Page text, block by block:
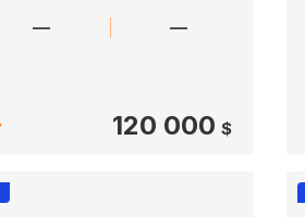
— —
120 000 $